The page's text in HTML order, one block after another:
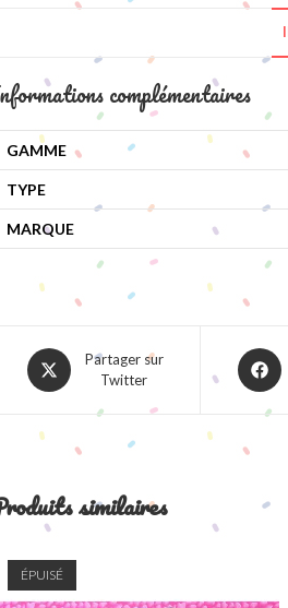
complémentaires
GAMME
TYPE
MARQUE
Opens
in
new
window
Partager sur
Twitter
Opens
in
window
similaires
ÉPUISÉ